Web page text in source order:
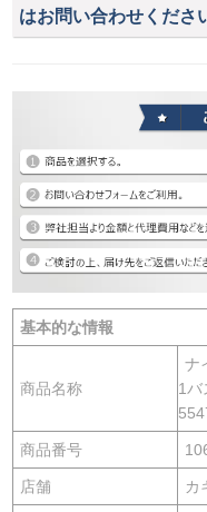
はお問い合わせくださ
基本的な情報
商品名称
ナ
1バ
商品番号
店舗 カ